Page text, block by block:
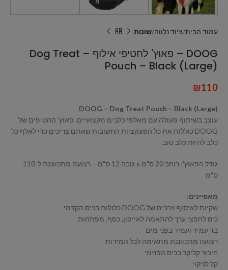
עמוד הבית ציוד נלווה שונות
DOOG – פאוץ' לחטיפי אילוף – Dog Treat
Pouch – Black (Large)
₪110
DOOG – Dog Treat Pouch – Black (Large)
עוצב בשיתוף פעולה עם מאלפי כלבים מקצועיים. פאוץ' החטיפים של
DOOG כוללות את כל הפונקציות החשובות שאתם צריכים כדי לאלף כל
כלב להיות כלב טוב.
גודל הפאוץ': רוחב 20 ס"מ x גובה 12 ס"מ – רצועה מתכווננת ל-110
ס"מ
מאפיינים:
שקיות לאיסוף צרכים של DOOG כלולות בכיס הקדמי
כיס לחפצי ערך להתאמה לאייפון, כסף, מפתחות
בד עמיד ועמיד בפני מים
רצועה מתכווננת מתאימה לכל המידות
חיבור קליקר בכיס הפנימי
קל לניקוי